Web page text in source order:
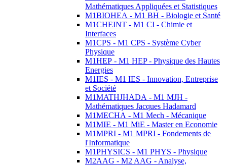
Mathématiques Appliquées et Statistiques
M1BIOHEA - M1 BH - Biologie et Santé
M1CHEINT - M1 CI - Chimie et
Interfaces
M1CPS - M1 CPS - Système Cyber
Physique
M1HEP - M1 HEP - Physique des Hautes
Energies
M1IES - M1 IES - Innovation, Entreprise
et Société
M1MATHJHADA - M1 MJH -
Mathématiques Jacques Hadamard
M1MECHA - M1 Mech - Mécanique
M1MIE - M1 MiE - Master en Economie
M1MPRI - M1 MPRI - Fondements de
l'Informatique
M1PHYSICS - M1 PHYS - Physique
M2AAG - M2 AAG - Analyse,